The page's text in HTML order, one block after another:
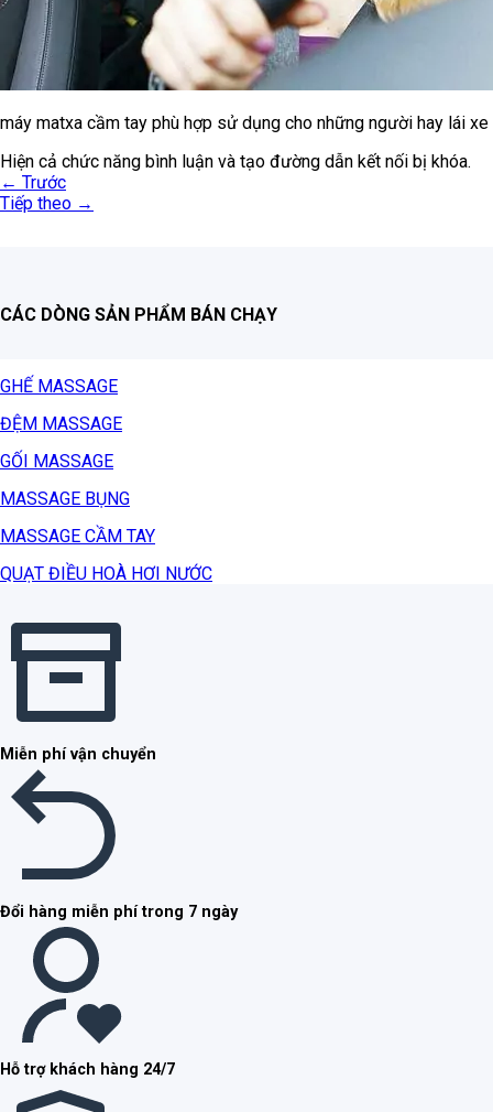
máy matxa cầm tay phù hợp sử dụng cho những người hay lái xe
Hiện cả chức năng bình luận và tạo đường dẫn kết nối bị khóa.
← Trước
Tiếp theo →
CÁC DÒNG SẢN PHẨM BÁN CHẠY
GHẾ MASSAGE
ĐỆM MASSAGE
GỐI MASSAGE
MASSAGE BỤNG
MASSAGE CẦM TAY
QUẠT ĐIỀU HOÀ HƠI NƯỚC
Miễn phí vận chuyển
Đổi hàng miễn phí trong 7 ngày
Hỗ trợ khách hàng 24/7